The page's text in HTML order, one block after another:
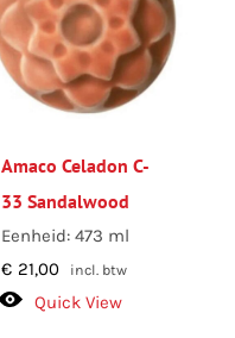
Amaco Celadon C-
33 Sandalwood
Eenheid: 473 ml
€ 21,00 incl. btw
Quick View